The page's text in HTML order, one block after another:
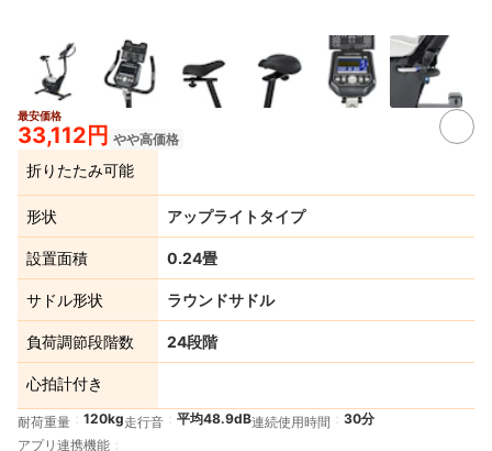
最安価格
33,112円 やや高価格
折りたたみ可能
形状 アップライトタイプ
設置面積 0.24畳
サドル形状 ラウンドサドル
負荷調節段階数 24段階
心拍計付き
耐荷重量 120kg走行音 平均48.9dB連続使用時間
30分
アプリ連携機能